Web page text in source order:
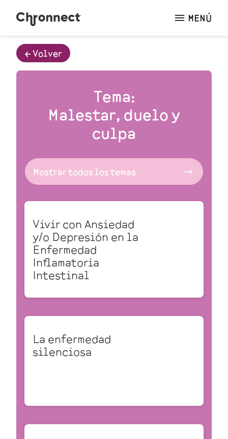
MENÚ
🡠 Volver
Tema:
Malestar, duelo y
culpa
Vivir con Ansiedad
y/o Depresión en la
Enfermedad
Inflamatoria
Intestinal
La enfermedad
silenciosa